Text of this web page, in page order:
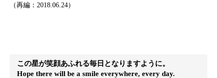
（再編：2018.06.24）
この星が笑顔あふれる毎日となりますように。
Hope there will be a smile everywhere, every day.